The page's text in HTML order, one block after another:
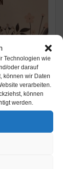
Technologien wie
oder darauf
können wir Daten
verarbeiten.
können
werden.
in Hilgen
statt.